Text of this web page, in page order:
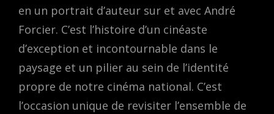
en un portrait d’auteur sur et avec André
Forcier. C’est l’histoire d’un cinéaste
d’exception et incontournable dans le
paysage et un pilier au sein de l’identité
propre de notre cinéma national. C’est
l’occasion unique de revisiter l’ensemble de